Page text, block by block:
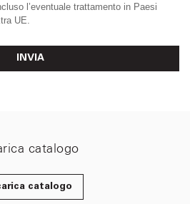
l’eventuale trattamento in Paesi
UE.
INVIA
catalogo
catalogo